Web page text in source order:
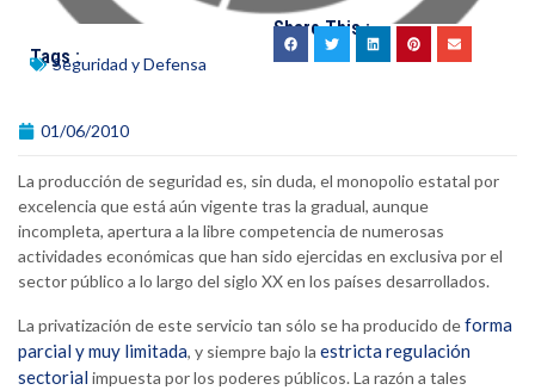
Tags :Seguridad y Defensa
Share This :
01/06/2010
La producción de seguridad es, sin duda, el monopolio estatal por
excelencia que está aún vigente tras la gradual, aunque
incompleta, apertura a la libre competencia de numerosas
actividades económicas que han sido ejercidas en exclusiva por el
sector público a lo largo del siglo XX en los países desarrollados.
La privatización de este servicio tan sólo se ha producido deforma
parcial y muy limitada, y siempre bajo la estricta regulación
sectorial impuesta por los poderes públicos. La razón a tales